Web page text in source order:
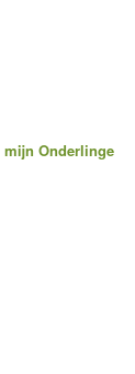
mijn Onderlinge